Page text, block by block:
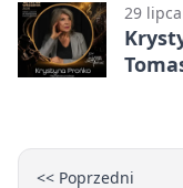
29
<< Poprzedni